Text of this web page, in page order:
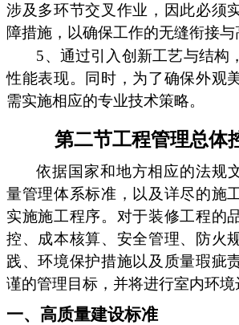
涉及多环节交叉作业，因此必须
障措施，以确保工作的无缝衔接与
5、通过引入创新工艺与结构
性能表现。同时，为了确保外观
需实施相应的专业技术策略。
第二节工程管理总体
依据国家和地方相应的法规
量管理体系标准，以及详尽的施
实施施工程序。对于装修工程的
控、成本核算、安全管理、防火
践、环境保护措施以及质量瑕疵
谨的管理目标，并将进行室内环境
一、高质量建设标准